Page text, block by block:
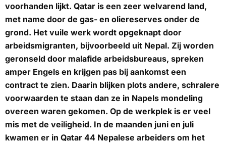
voorhanden lijkt. Qatar is een zeer welvarend land,
met name door de gas- en oliereserves onder de
grond. Het vuile werk wordt opgeknapt door
arbeidsmigranten, bijvoorbeeld uit Nepal. Zij worden
geronseld door malafide arbeidsbureaus, spreken
amper Engels en krijgen pas bij aankomst een
contract te zien. Daarin blijken plots andere, schralere
voorwaarden te staan dan ze in Napels mondeling
overeen waren gekomen. Op de werkplek is er veel
mis met de veiligheid. In de maanden juni en juli
kwamen er in Qatar 44 Nepalese arbeiders om het